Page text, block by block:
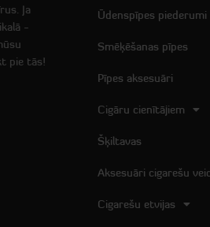
Ja
-
pie tās!
Ūdenspīpes piederumi
Smēķēšanas pīpes
Pīpes aksesuāri
Cigāru cienītājiem
Šķiltavas
Aksesuāri cigarešu
Cigarešu etvijas